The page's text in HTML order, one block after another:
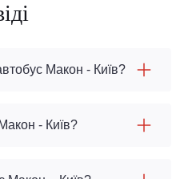
Макон - Київ?
- Київ?